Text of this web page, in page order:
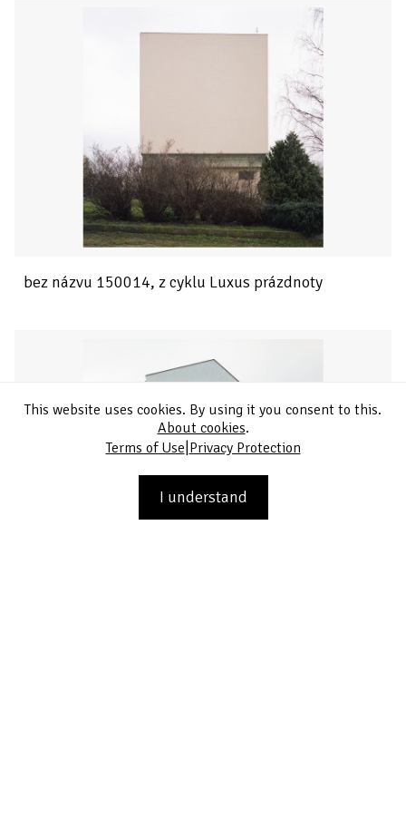
bez názvu 150014, z cyklu Luxus prázdnoty
This website uses cookies. By using it you consent to this.
About cookies.
Terms of Use|Privacy Protection
I understand